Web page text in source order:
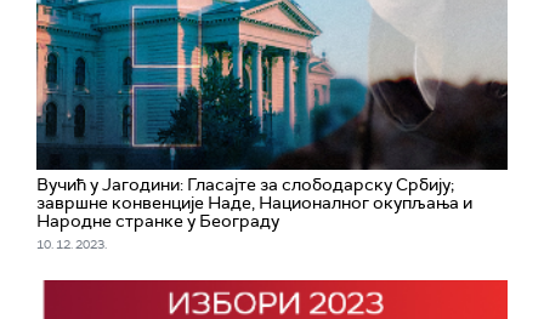
Вучић у Јагодини: Гласајте за слободарску Србију;
завршне конвенције Наде, Националног окупљања и
Народне странке у Београду
10. 12. 2023.